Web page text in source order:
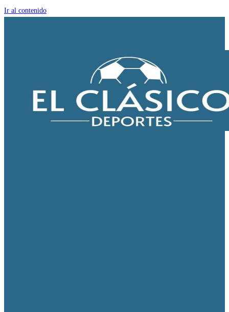
Ir al contenido